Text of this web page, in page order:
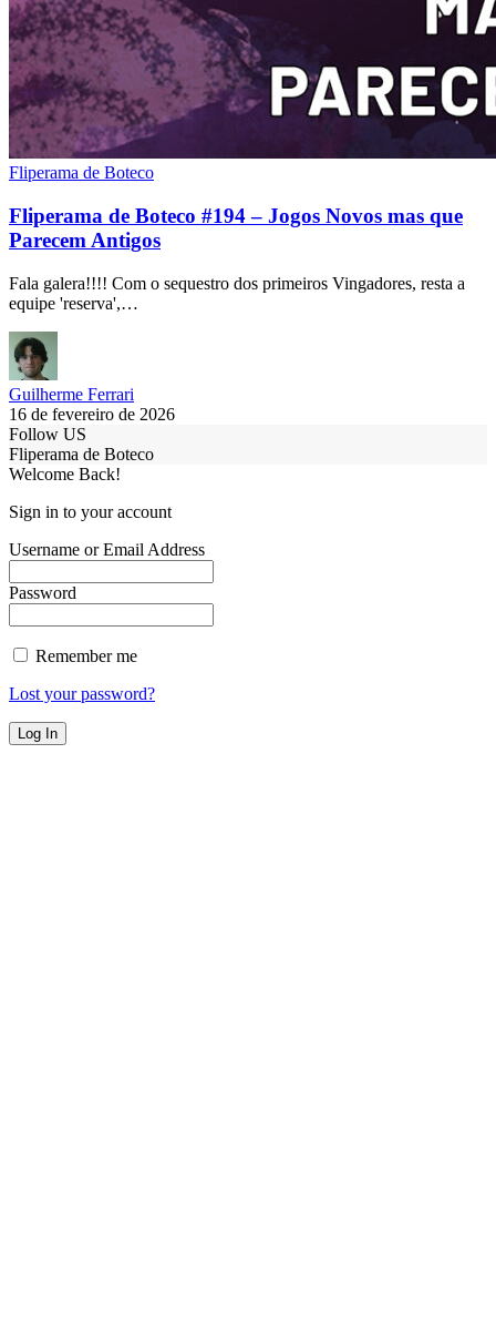
Fliperama de Boteco
Fliperama de Boteco #194 – Jogos Novos mas que
Parecem Antigos
Fala galera!!!! Com o sequestro dos primeiros Vingadores, resta a
equipe 'reserva',…
Guilherme Ferrari
16 de fevereiro de 2026
Follow US
Fliperama de Boteco
Welcome Back!
Sign in to your account
Username or Email Address
Password
Remember me
Lost your password?